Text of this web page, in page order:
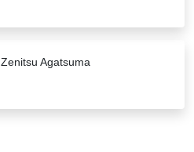
Zenitsu Agatsuma